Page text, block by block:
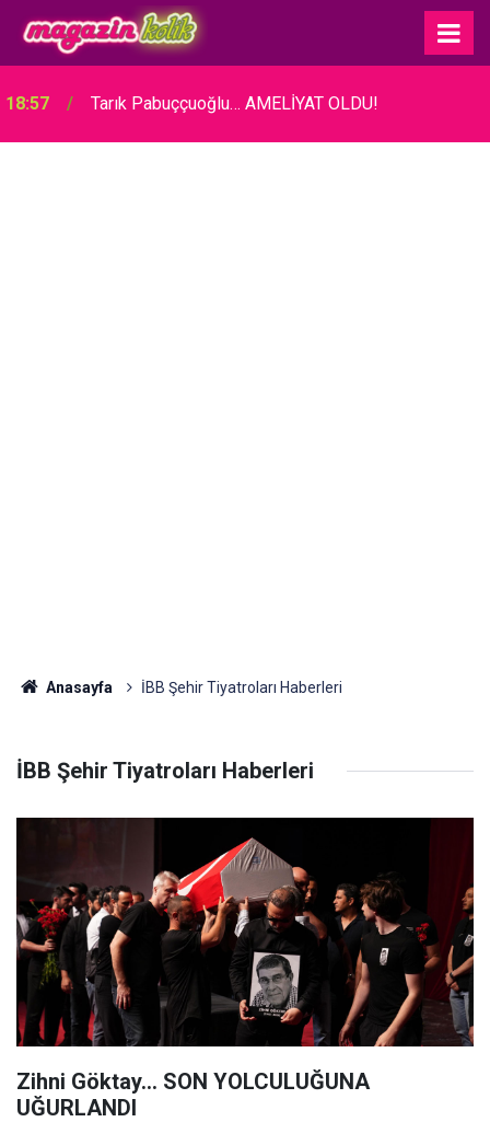
18:57 Tarık Pabuççuoğlu… AMELİYAT OLDU!
Anasayfa İBB Şehir Tiyatroları Haberleri
İBB Şehir Tiyatroları Haberleri
Zihni Göktay… SON YOLCULUĞUNA
UĞURLANDI